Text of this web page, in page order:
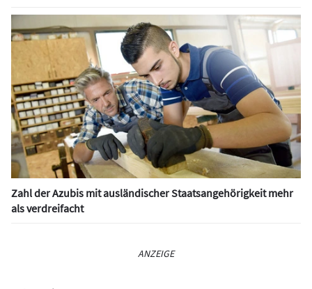
Zahl der Azubis mit ausländischer Staatsangehörigkeit mehr
als verdreifacht
ANZEIGE